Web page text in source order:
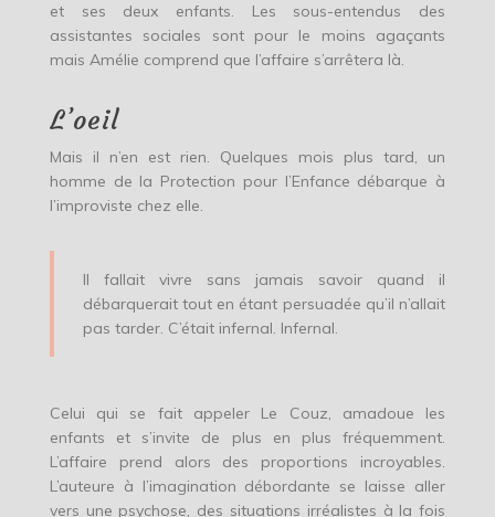
et ses deux enfants. Les sous-entendus des
assistantes sociales sont pour le moins agaçants
mais Amélie comprend que l’affaire s’arrêtera là.
L’oeil
Mais il n’en est rien. Quelques mois plus tard, un
homme de la Protection pour l’Enfance débarque à
l’improviste chez elle.
Il fallait vivre sans jamais savoir quand il
débarquerait tout en étant persuadée qu’il n’allait
pas tarder. C’était infernal. Infernal.
Celui qui se fait appeler Le Couz, amadoue les
enfants et s’invite de plus en plus fréquemment.
L’affaire prend alors des proportions incroyables.
L’auteure à l’imagination débordante se laisse aller
vers une psychose, des situations irréalistes à la fois